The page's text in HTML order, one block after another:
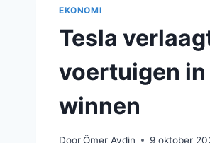
EKONOMI
Tesla
voertuigen
winnen
DoorÖmer Aydin 9 oktober